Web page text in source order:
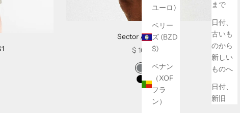
ユーロ)
ベリー
ズ (BZD
$)
ベナン
（XOF
フラ
ン）
まで
日付、
古いも
のから
新しい
ものへ
日付、
新旧
for Mission Tee : S1
Sector // Short
Sale price
$ 160
Swatch Selectors for Sector //
グレー
ブラック